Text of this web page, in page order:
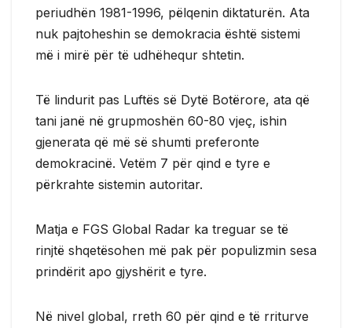
periudhën 1981-1996, pëlqenin diktaturën. Ata
nuk pajtoheshin se demokracia është sistemi
më i mirë për të udhëhequr shtetin.
Të lindurit pas Luftës së Dytë Botërore, ata që
tani janë në grupmoshën 60-80 vjeç, ishin
gjenerata që më së shumti preferonte
demokracinë. Vetëm 7 për qind e tyre e
përkrahte sistemin autoritar.
Matja e FGS Global Radar ka treguar se të
rinjtë shqetësohen më pak për populizmin sesa
prindërit apo gjyshërit e tyre.
Në nivel global, rreth 60 për qind e të rriturve